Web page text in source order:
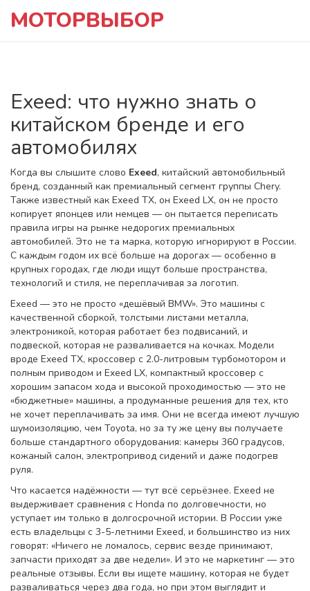
МОТОРВЫБОР
Exeed: что нужно знать о
китайском бренде и его
автомобилях
Когда вы слышите слово Exeed, китайский автомобильный
бренд, созданный как премиальный сегмент группы Chery.
Также известный как Exeed TX, он Exeed LX, он не просто
копирует японцев или немцев — он пытается переписать
правила игры на рынке недорогих премиальных
автомобилей. Это не та марка, которую игнорируют в России.
С каждым годом их всё больше на дорогах — особенно в
крупных городах, где люди ищут больше пространства,
технологий и стиля, не переплачивая за логотип.
Exeed — это не просто «дешёвый BMW». Это машины с
качественной сборкой, толстыми листами металла,
электроникой, которая работает без подвисаний, и
подвеской, которая не разваливается на кочках. Модели
вроде Exeed TX, кроссовер с 2.0-литровым турбомотором и
полным приводом и Exeed LX, компактный кроссовер с
хорошим запасом хода и высокой проходимостью — это не
«бюджетные» машины, а продуманные решения для тех, кто
не хочет переплачивать за имя. Они не всегда имеют лучшую
шумоизоляцию, чем Toyota, но за ту же цену вы получаете
больше стандартного оборудования: камеры 360 градусов,
кожаный салон, электропривод сидений и даже подогрев
руля.
Что касается надёжности — тут всё серьёзнее. Exeed не
выдерживает сравнения с Honda по долговечности, но
уступает им только в долгосрочной истории. В России уже
есть владельцы с 3-5-летними Exeed, и большинство из них
говорят: «Ничего не ломалось, сервис везде принимают,
запчасти приходят за две недели». И это не маркетинг — это
реальные отзывы. Если вы ищете машину, которая не будет
разваливаться через два года, но при этом выглядит и